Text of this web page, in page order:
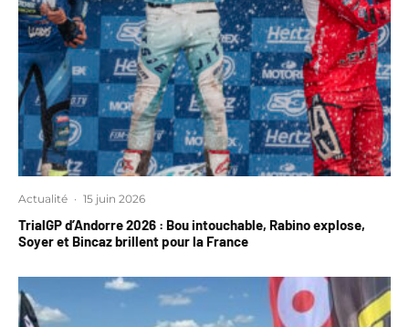
Actualité · 15 juin 2026
TrialGP d’Andorre 2026 : Bou intouchable, Rabino explose,
Soyer et Bincaz brillent pour la France